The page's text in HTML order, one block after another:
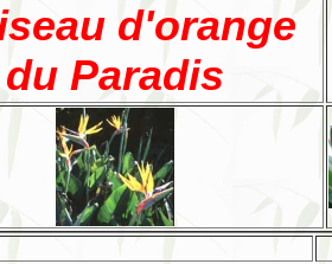
d'orange
du Paradis